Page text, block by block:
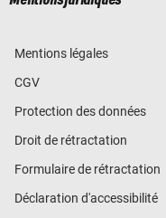
Mentions légales
CGV
Protection des données
Droit de rétractation
Formulaire de rétractation
Déclaration d'accessibilité